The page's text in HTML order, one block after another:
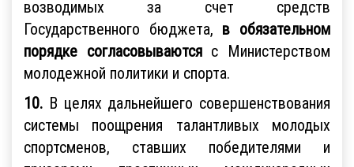
возводимых за счет средств
Государственного бюджета, в обязательном
порядке согласовываются с Министерством
молодежной политики и спорта.
10. В целях дальнейшего совершенствования
системы поощрения талантливых молодых
спортсменов, ставших победителями и